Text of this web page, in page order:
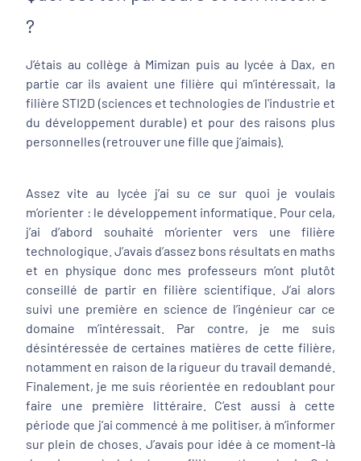
?
J’étais au collège à Mimizan puis au lycée à Dax, en
partie car ils avaient une filière qui m’intéressait, la
filière STI2D (sciences et technologies de l'industrie et
du développement durable) et pour des raisons plus
personnelles (retrouver une fille que j’aimais).
Assez vite au lycée j’ai su ce sur quoi je voulais
m’orienter : le développement informatique. Pour cela,
j’ai d’abord souhaité m’orienter vers une filière
technologique. J’avais d’assez bons résultats en maths
et en physique donc mes professeurs m’ont plutôt
conseillé de partir en filière scientifique. J’ai alors
suivi une première en science de l’ingénieur car ce
domaine m’intéressait. Par contre, je me suis
désintéressée de certaines matières de cette filière,
notamment en raison de la rigueur du travail demandé.
Finalement, je me suis réorientée en redoublant pour
faire une première littéraire. C’est aussi à cette
période que j’ai commencé à me politiser, à m’informer
sur plein de choses. J’avais pour idée à ce moment-là